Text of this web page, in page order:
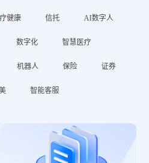
健康 信托 AI数字人
数字化 智慧医疗
机器人 保险 证券
智能客服